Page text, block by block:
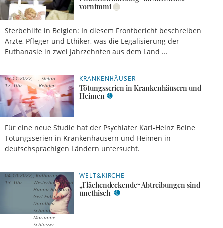
vornimmt
Sterbehilfe in Belgien: In diesem Frontbericht beschreiben
Ärzte, Pfleger und Ethiker, was die Legalisierung der
Euthanasie in zwei Jahrzehnten aus dem Land ...
KRANKENHÄUSER
Tötungsserien in Krankenhäusern und
Heimen
Für eine neue Studie hat der Psychiater Karl-Heinz Beine
Tötungsserien in Krankenhäusern und Heimen in
deutschsprachigen Ländern untersucht.
03.11.2022,
17 Uhr
Stefan
Rehder
WELT&KIRCHE
„Flächendeckende“ Abtreibungen sind
unethisch!
04.10.2022,
13 Uhr
Katharina
Westerhorstmann
Hanna-Barbara
Gerl-Falkovitz
Dorothea
Schmidt
Marianne
Schlosser